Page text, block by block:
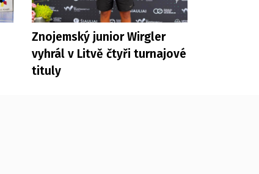
Znojemský junior Wirgler
vyhrál v Litvě čtyři turnajové
tituly